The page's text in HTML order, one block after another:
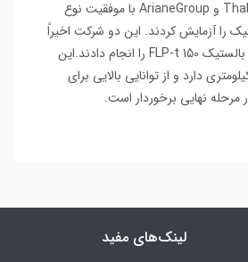
دو شرکت فرانسوی Thales و ArianeGroup با موفقیت نوع
را آزمایش کردند. این دو شرکت اخیراً
نخستین شلیک مهمات بالستیک FLP-t 150 را انجام دادند.این
برد عملیاتی ۱۵۰ کیلومتری دارد و از توانایی بالایی برای
مرحله نهایی برخوردار است.
لینک‌های مفید